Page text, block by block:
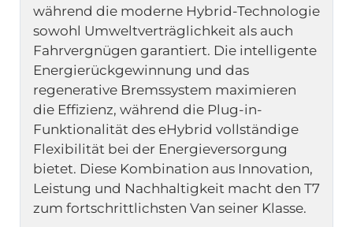
während die moderne Hybrid-Technologie
sowohl Umweltverträglichkeit als auch
Fahrvergnügen garantiert. Die intelligente
Energierückgewinnung und das
regenerative Bremssystem maximieren
die Effizienz, während die Plug-in-
Funktionalität des eHybrid vollständige
Flexibilität bei der Energieversorgung
bietet. Diese Kombination aus Innovation,
Leistung und Nachhaltigkeit macht den T7
zum fortschrittlichsten Van seiner Klasse.